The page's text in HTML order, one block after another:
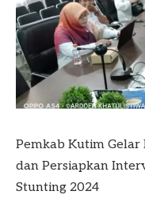
Pemkab Kutim Gelar
dan Persiapkan
Stunting 2024